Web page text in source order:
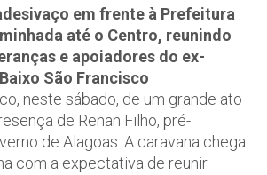
em frente à Prefeitura
até o Centro, reunindo
e apoiadores do ex-
São Francisco
neste sábado, de um grande ato
de Renan Filho, pré-
de Alagoas. A caravana chega
com a expectativa de reunir